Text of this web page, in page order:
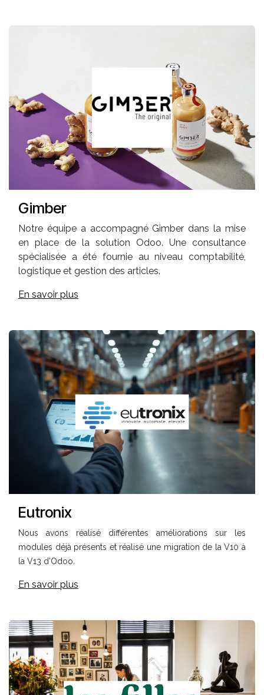
Gimber
Notre équipe a accompagné Gimber dans la mise
en place de la solution Odoo. Une consultance
spécialisée a été fournie au niveau comptabilité,
logistique et gestion des articles.
En savoir plus
Eutronix
Nous avons réalisé différentes améliorations sur les
modules déjà présents et réalisé une migration de la V10 à
la V13 d'Odoo.
En savoir plus